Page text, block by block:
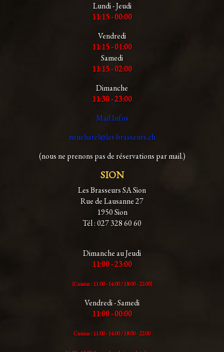
Lundi - Jeudi
11:15 - 00:00
Vendredi
11:15 - 01:00
Samedi
11:15 - 02:00
Dimanche
11:30 - 23:00
Mail Infos
neuchatel@les-brasseurs.ch
(nous ne prenons pas de réservations par mail.)
SION
Les Brasseurs SA Sion
Rue de Lausanne 27
1950 Sion
Tél : 027 328 60 60
Dimanche au Jeudi
11:00 - 23:00
(Cuisine : 11:00 - 14:00 /18:00 - 22:00)
Vendredi - Samedi
11:00 - 00:00
Cuisine : 11:00 - 14:00 /18:00 - 22:00